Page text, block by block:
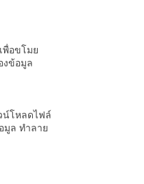
พื่อขโมย
งข้อมูล
น์โหลดไฟล์
มูล ทำลาย